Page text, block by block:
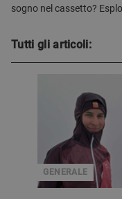
sogno nel cassetto?
Tutti gli articoli:
GENERALE